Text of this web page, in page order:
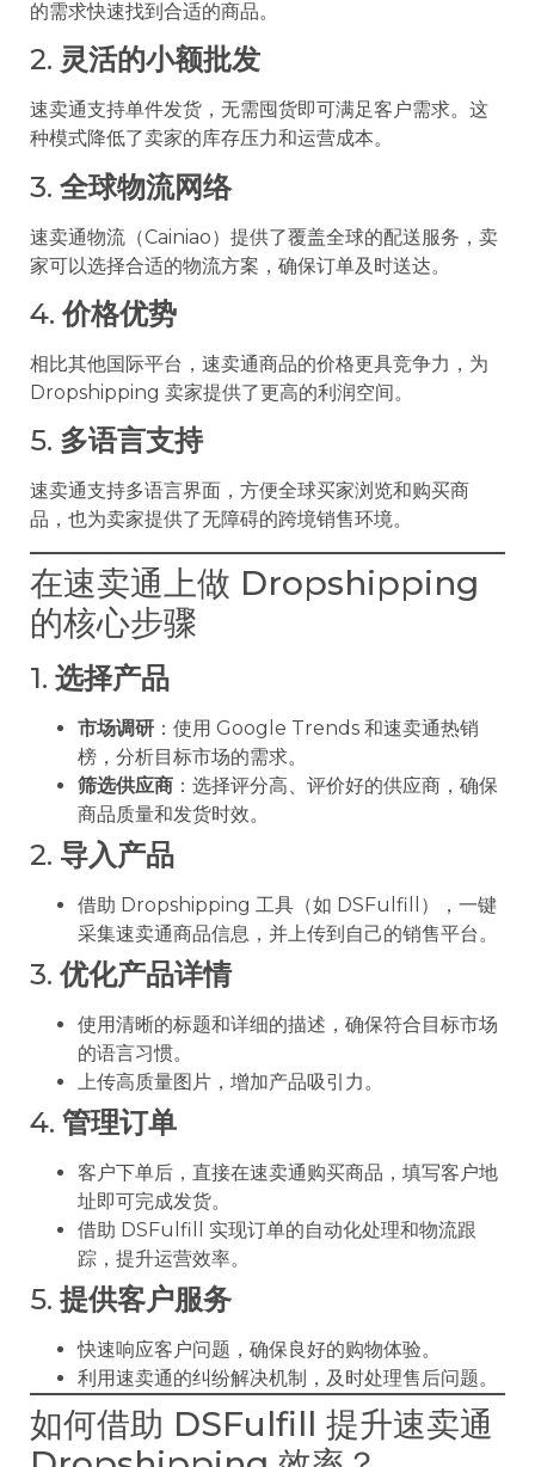
的需求快速找到合适的商品。
2. 灵活的小额批发
速卖通支持单件发货，无需囤货即可满足客户需求。这
种模式降低了卖家的库存压力和运营成本。
3. 全球物流网络
速卖通物流（Cainiao）提供了覆盖全球的配送服务，卖
家可以选择合适的物流方案，确保订单及时送达。
4.价格优势
相比其他国际平台，速卖通商品的价格更具竞争力，为
Dropshipping 卖家提供了更高的利润空间。
5. 多语言支持
速卖通支持多语言界面，方便全球买家浏览和购买商
品，也为卖家提供了无障碍的跨境销售环境。
在速卖通上做 Dropshipping
的核心步骤
1. 选择产品
市场调研 ：使用 Google Trends 和速卖通热销
榜，分析目标市场的需求。
筛选供应商 ：选择评分高、评价好的供应商，确保
商品质量和发货时效。
2. 导入产品
借助 Dropshipping 工具（如 DSFulfill），一键
采集速卖通商品信息，并上传到自己的销售平台。
3.优化产品详情
使用清晰的标题和详细的描述，确保符合目标市场
的语言习惯。
上传高质量图片，增加产品吸引力。
4. 管理订单
客户下单后，直接在速卖通购买商品，填写客户地
址即可完成发货。
借助 DSFulfill 实现订单的自动化处理和物流跟
踪，提升运营效率。
5. 提供客户服务
快速响应客户问题，确保良好的购物体验。
利用速卖通的纠纷解决机制，及时处理售后问题。
如何借助 DSFulfill 提升速卖通